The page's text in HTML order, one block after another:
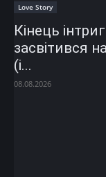
Love Story
Кінець
засвітився
(і...
08.08.2026